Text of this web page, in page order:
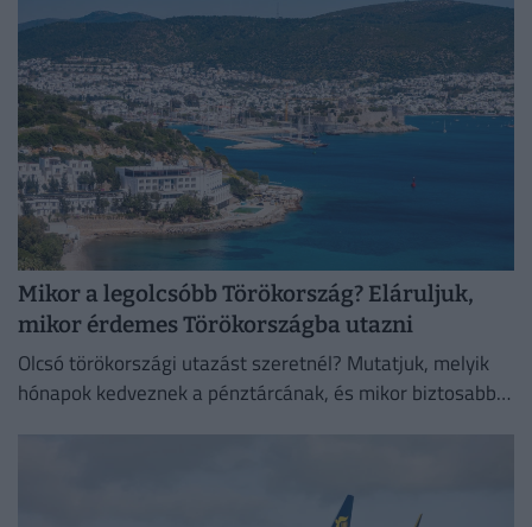
Mikor a legolcsóbb Törökország? Eláruljuk,
mikor érdemes Törökországba utazni
Olcsó törökországi utazást szeretnél? Mutatjuk, melyik
hónapok kedveznek a pénztárcának, és mikor biztosabb a